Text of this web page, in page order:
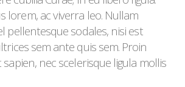
lorem, ac viverra leo. Nullam
pellentesque sodales, nisi est
sem ante quis sem. Proin
nec scelerisque ligula mollis